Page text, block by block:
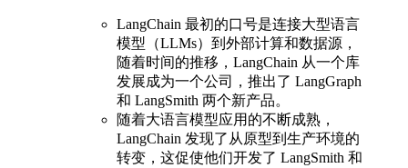
LangChain 最初的口号是连接大型语言
模型（LLMs）到外部计算和数据源，
随着时间的推移，LangChain 从一个库
发展成为一个公司，推出了 LangGraph
和 LangSmith 两个新产品。
随着大语言模型应用的不断成熟，
LangChain 发现了从原型到生产环境的
转变，这促使他们开发了 LangSmith 和